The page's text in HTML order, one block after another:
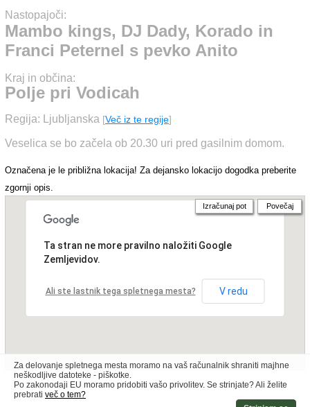
Nastopajoči:
Mambo kings, DJ Dady, Korado in
Franci Peternel s pevko Anito
Kraj in občina:
Polje pri Vodicah
Regija: Ljubljanska [Več iz te regije]
Veselica se bo začela ob 20.30 uri pred gasilnim domom.
Označena je le približna lokacija! Za dejansko lokacijo dogodka preberite
zgornji opis.
Ta stran ne more pravilno naložiti Google
Zemljevidov.
Ali ste lastnik tega spletnega mesta? V redu
Izračunaj pot Povečaj
Za delovanje spletnega mesta moramo na vaš računalnik shraniti majhne
neškodljive datoteke - piškotke.
Po zakonodaji EU moramo pridobiti vašo privolitev. Se strinjate? Ali želite
prebrati več o tem?